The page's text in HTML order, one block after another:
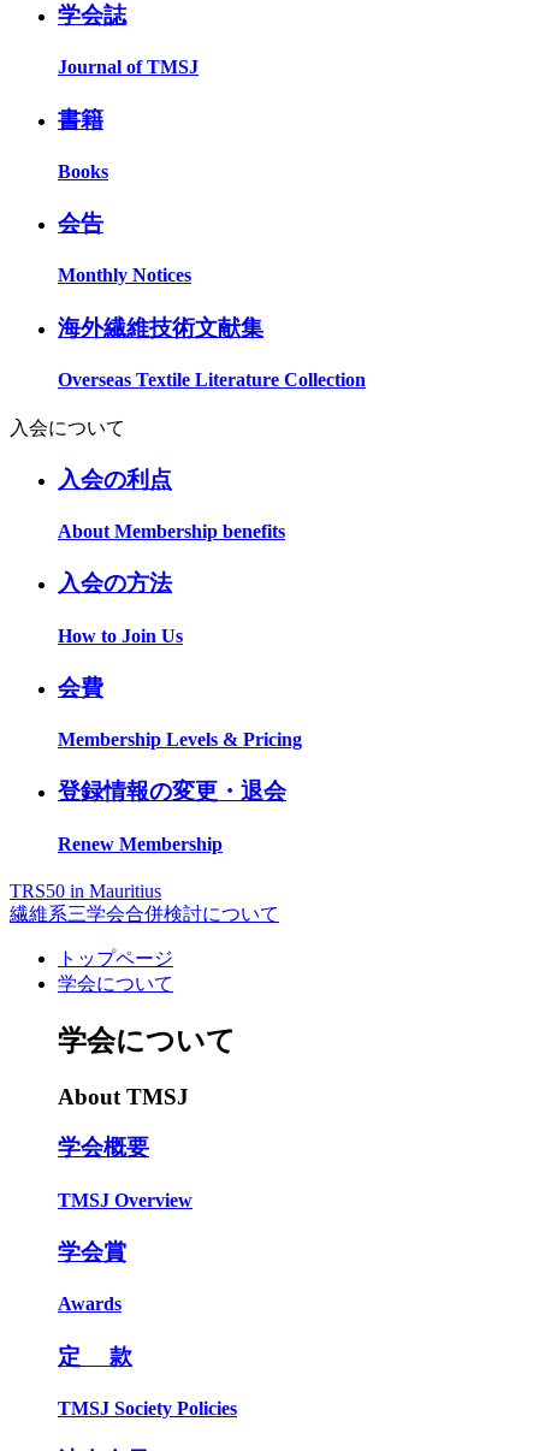
学会誌
Journal of TMSJ
書籍
Books
会告
Monthly Notices
海外繊維技術文献集
Overseas Textile Literature Collection
入会について
入会の利点
About Membership benefits
入会の方法
How to Join Us
会費
Membership Levels & Pricing
登録情報の変更・退会
Renew Membership
TRS50 in Mauritius
繊維系三学会合併検討について
トップページ
学会について
学会について
About TMSJ
学会概要
TMSJ Overview
学会賞
Awards
定 款
TMSJ Society Policies